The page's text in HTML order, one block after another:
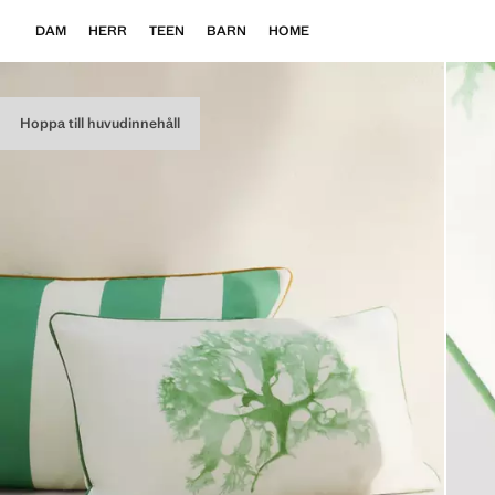
Hoppa till huvudinnehåll
DAM HERR TEEN BARN HOME